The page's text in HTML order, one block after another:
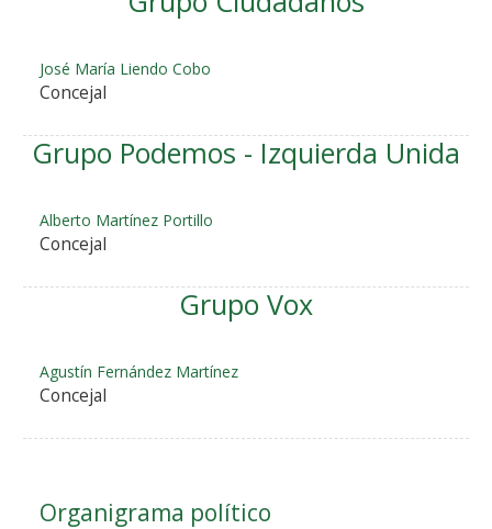
José María Liendo Cobo
Concejal
Grupo Podemos - Izquierda Unida
Alberto Martínez Portillo
Concejal
Grupo Vox
Agustín Fernández Martínez
Concejal
Organigrama político